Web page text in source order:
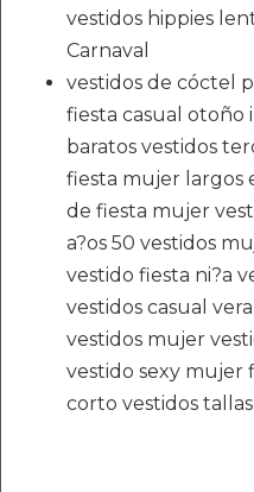
vestidos hippies
Carnaval
vestidos de cóctel
fiesta casual otoño
baratos vestidos
fiesta mujer largos
de fiesta mujer
a?os 50 vestidos
vestido fiesta ni?a
vestidos casual
vestidos mujer
vestido sexy mujer
corto vestidos